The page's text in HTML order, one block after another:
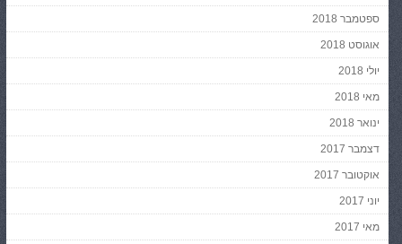
ספטמבר 2018
אוגוסט 2018
יולי 2018
מאי 2018
ינואר 2018
דצמבר 2017
אוקטובר 2017
יוני 2017
מאי 2017